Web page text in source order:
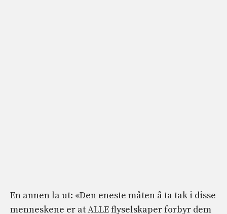
En annen la ut: «Den eneste måten å ta tak i disse
menneskene er at ALLE flyselskaper forbyr dem